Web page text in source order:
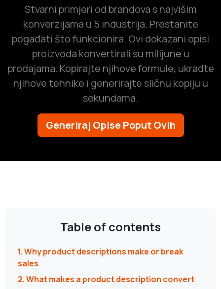
Stvarni primjeri od brandova s najvišim
konverzijama u 5 industrija. Prestanite
pogađati što funkcionira. Ovi dokazani opisi
proizvoda konvertirali su milijune u
prodajama. Kopirajte njihove formule, ukradte
njihove tehnike i generirajte sličnu kopiju u
sekundama.
Generiraj Opise Poput Ovih
Table of contents
1. Why product descriptions make or break
sales
2. What makes a product description convert